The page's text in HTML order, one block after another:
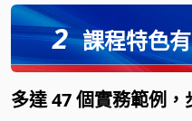
2 課程特色
多達 47 個實務範例